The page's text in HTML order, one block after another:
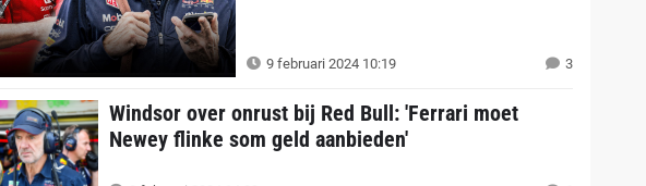
9 februari 2024 10:19 3
Windsor over onrust bij Red Bull: 'Ferrari moet
Newey flinke som geld aanbieden'